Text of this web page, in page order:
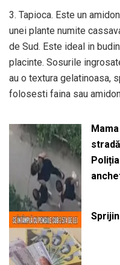
3. Tapioca. Este un
unei plante numite
de Sud. Este ideal in
placinte. Sosurile
au o textura gelatinoasa,
folosesti faina sau